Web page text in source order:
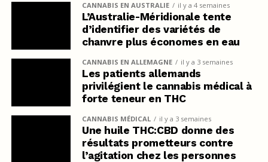
CANNABIS EN AUSTRALIE il y a 4 semaines
L’Australie-Méridionale tente
d’identifier des variétés de
chanvre plus économes en eau
CANNABIS EN ALLEMAGNE il y a 3 semaines
Les patients allemands
privilégient le cannabis médical à
forte teneur en THC
CANNABIS MÉDICAL il y a 3 semaines
Une huile THC:CBD donne des
résultats prometteurs contre
l’agitation chez les personnes